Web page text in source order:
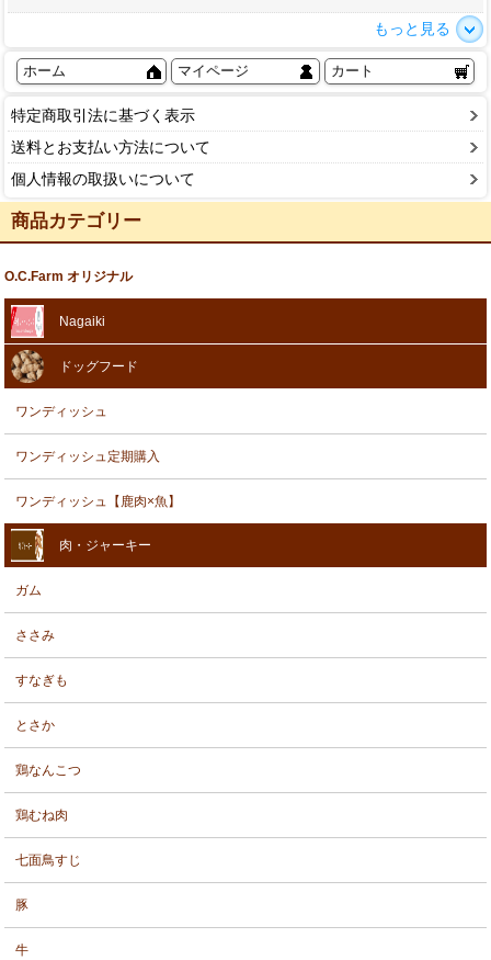
もっと見る
ホーム マイページ カート
特定商取引法に基づく表示
送料とお支払い方法について
個人情報の取扱いについて
商品カテゴリー
O.C.Farm オリジナル
Nagaiki
ドッグフード
ワンディッシュ
ワンディッシュ定期購入
ワンディッシュ【鹿肉×魚】
肉・ジャーキー
ガム
ささみ
すなぎも
とさか
鶏なんこつ
鶏むね肉
七面鳥すじ
豚
牛